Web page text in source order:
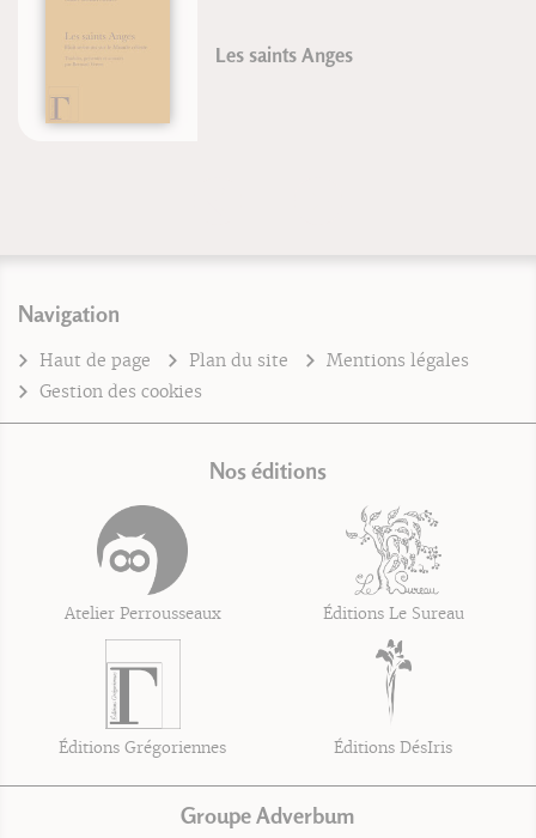
Les saints Anges
Navigation
Haut de page Plan du site
Mentions légales
Gestion des cookies
Nos éditions
Atelier Perrousseaux Éditions Le Sureau
Éditions Grégoriennes Éditions DésIris
Groupe Adverbum